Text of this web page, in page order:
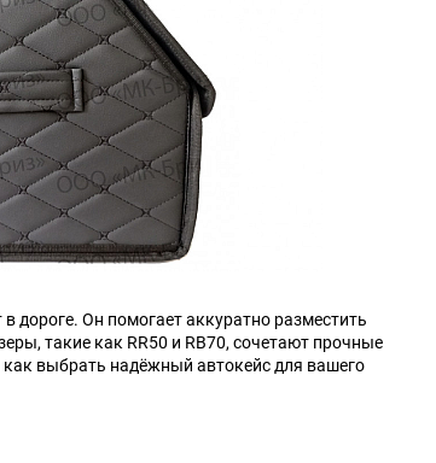
DS
Daimler
Dodge
FSO
Haima
дороге. Он помогает аккуратно разместить
такие как RR50 и RB70, сочетают прочные
выбрать надёжный автокейс для вашего